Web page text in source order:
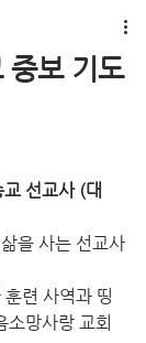
보 기도
선교사 (대
을 사는 선교사
련 사역과 띵
소망사랑 교회